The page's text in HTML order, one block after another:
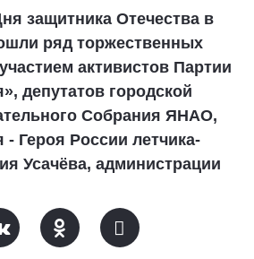
защитника Отечества в
ряд торжественных
активистов Партии
депутатов городской
Собрания ЯНАО,
- Героя России летчика-
Усачёва, администрации